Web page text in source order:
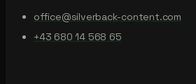
office@silverback-content.com
+43 680 14 568 65